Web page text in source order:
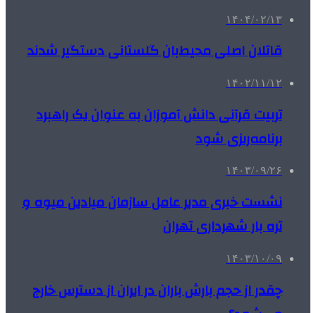
۱۴۰۴/۰۲/۱۳
قاتلان اصلی محیط‌بان گلستانی دستگیر شدند
۱۴۰۲/۱۱/۱۲
تربیت قرآنی دانش آموزان به عنوان یک راهبرد
برنامه‌ریزی شود
۱۴۰۳/۰۹/۲۶
نشست خبری مدیر عامل سازمان میادین میوه و
تره بار شهرداری تهران
۱۴۰۳/۱۰/۰۹
چقدر از حجم بارش باران در ایران از دسترس خارج